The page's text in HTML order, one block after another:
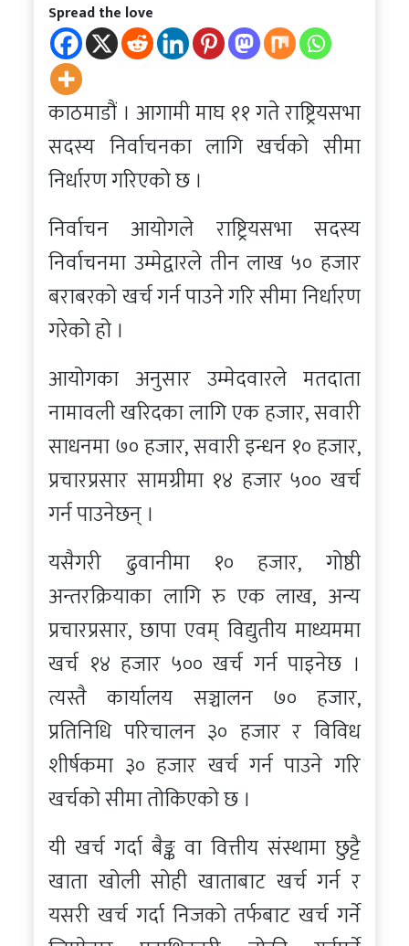
Spread the love
काठमाडौं । आगामी माघ ११ गते राष्ट्रियसभा
सदस्य निर्वाचनका लागि खर्चको सीमा
निर्धारण गरिएको छ ।
निर्वाचन आयोगले राष्ट्रियसभा सदस्य
निर्वाचनमा उम्मेद्वारले तीन लाख ५० हजार
बराबरको खर्च गर्न पाउने गरि सीमा निर्धारण
गरेको हो ।
आयोगका अनुसार उम्मेदवारले मतदाता
नामावली खरिदका लागि एक हजार, सवारी
साधनमा ७० हजार, सवारी इन्धन १० हजार,
प्रचारप्रसार सामग्रीमा १४ हजार ५०० खर्च
गर्न पाउनेछन् ।
यसैगरी ढुवानीमा १० हजार, गोष्ठी
अन्तरक्रियाका लागि रु एक लाख, अन्य
प्रचारप्रसार, छापा एवम् विद्युतीय माध्यममा
खर्च १४ हजार ५०० खर्च गर्न पाइनेछ ।
त्यस्तै कार्यालय सञ्चालन ७० हजार,
प्रतिनिधि परिचालन ३० हजार र विविध
शीर्षकमा ३० हजार खर्च गर्न पाउने गरि
खर्चको सीमा तोकिएको छ ।
यी खर्च गर्दा बैङ्क वा वित्तीय संस्थामा छुट्टै
खाता खोली सोही खाताबाट खर्च गर्न र
यसरी खर्च गर्दा निजको तर्फबाट खर्च गर्ने